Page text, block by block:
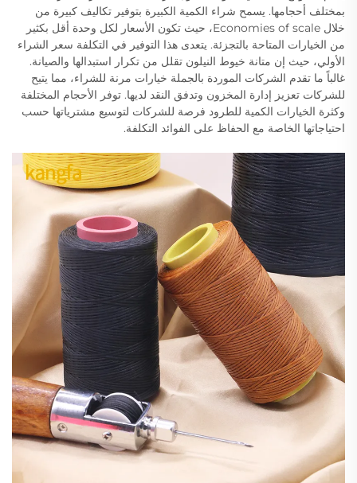
بمختلف أحجامها. يسمح شراء الكمية الكبيرة بتوفير تكاليف كبيرة من
خلال Economies of scale، حيث تكون الأسعار لكل وحدة أقل بكثير
من الخيارات المتاحة بالتجزئة. يتعدى هذا التوفير في التكلفة سعر الشراء
الأولي، حيث إن متانة خيوط النيلون تقلل من تكرار استبدالها والصيانة.
غالباً ما تقدم الشركات الموردة بالجملة خيارات مرنة للشراء، مما يتيح
للشركات تعزيز إدارة المخزون وتدفق النقد لديها. توفر الأحجام المختلفة
وكثرة الخيارات الكمية للطرود فرصة للشركات لتوسيع مشترياتها حسب
احتياجاتها الخاصة مع الحفاظ على الفوائد التكلفة.